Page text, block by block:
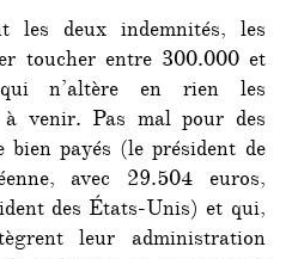
les deux indemnités, les
toucher entre 300.000 et
n’altère en rien les
venir. Pas mal pour des
bien payés (le président de
avec 29.504 euros,
des États-Unis) et qui,
leur administration